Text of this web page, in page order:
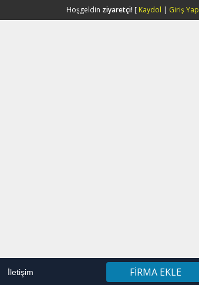
Hoşgeldin ziyaretçi! [ Kaydol | Giriş Yap
İletişim FIRMA EKLE